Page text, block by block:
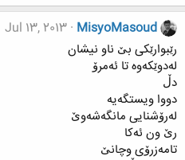
MisyoMasoud
Jul 13, 2013
رێبوارێکی بێ ناو نیشان
له‌دوێکه‌وه تا ئه‌مرۆ
دڵ
دووا ویستگه‌یه‌
له‌رۆشنایی مانگه‌شه‌وێ
رێ ون ئه‌کا
تامه‌زرۆی وچانێ